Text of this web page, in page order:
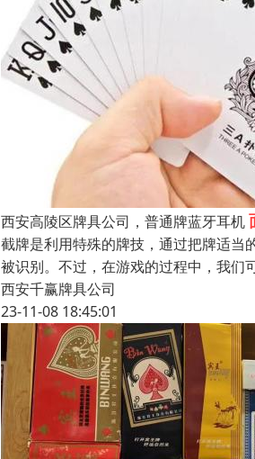
西安高陵区牌具公司，普通牌蓝牙耳机
截牌是利用特殊的牌技，通过把牌适当
被识别。不过，在游戏的过程中，我们
西安千赢牌具公司
23-11-08 18:45:01